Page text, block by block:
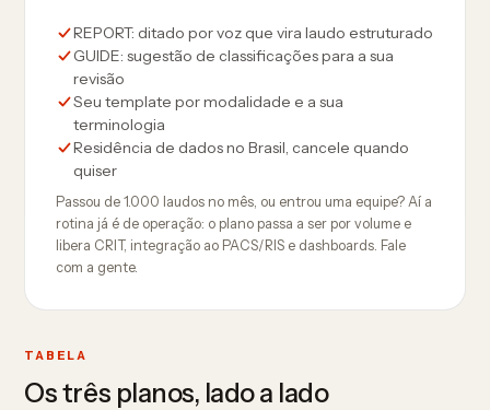
REPORT: ditado por voz que vira laudo estruturado
GUIDE: sugestão de classificações para a sua
revisão
Seu template por modalidade e a sua
terminologia
Residência de dados no Brasil, cancele quando
quiser
Passou de 1.000 laudos no mês, ou entrou uma equipe? Aí a
rotina já é de operação: o plano passa a ser por volume e
libera CRIT, integração ao PACS/RIS e dashboards. Fale
com a gente.
TABELA
Os três planos, lado a lado